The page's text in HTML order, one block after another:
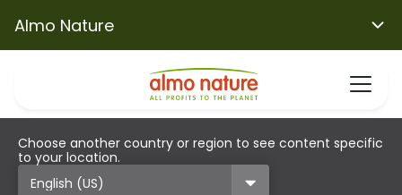
Almo Nature
Choose another country or region to see content specific
to your location.